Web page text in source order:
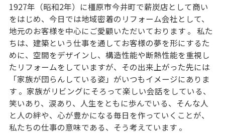
1927年（昭和2年）に橿原市今井町で薪炭店として商い
をはじめ、今日では地域密着のリフォーム会社として、
地元のお客様を中心にご愛顧いただいております 。 私た
ちは、建築という仕事を通してお客様の夢を形にするた
めに、空間をデザインし、構造性能や断熱性能を重視し
たリフォームをしていますが、その出来上がった先には
「家族が団らんしている姿」がいつもイメージにありま
す 。家族がリビングにそろって楽しい会話をしている、
笑いあり、涙あり、人生をともに歩んでいる、そんな人
と人の絆や、心が豊かになる毎日を作っていくことが、
私たちの仕事の意味である、そう考えています 。